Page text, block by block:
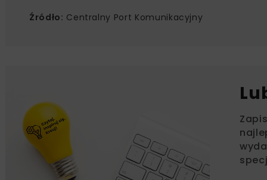
Źródło: Centralny Port Komunikacyjny